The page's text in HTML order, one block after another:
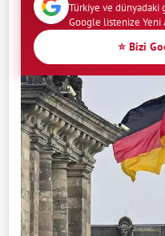
Türkiye ve dünyadaki
Google listenize
⭐ Bizi